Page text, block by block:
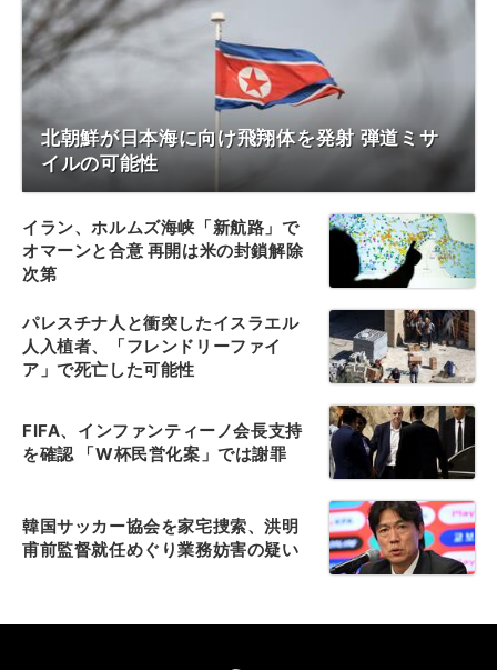
北朝鮮が日本海に向け飛翔体を発射 弾道ミサ
イルの可能性
イラン、ホルムズ海峡「新航路」で
オマーンと合意 再開は米の封鎖解除
次第
パレスチナ人と衝突したイスラエル
人入植者、「フレンドリーファイ
ア」で死亡した可能性
FIFA、インファンティーノ会長支持
を確認 「W杯民営化案」では謝罪
韓国サッカー協会を家宅捜索、洪明
甫前監督就任めぐり業務妨害の疑い